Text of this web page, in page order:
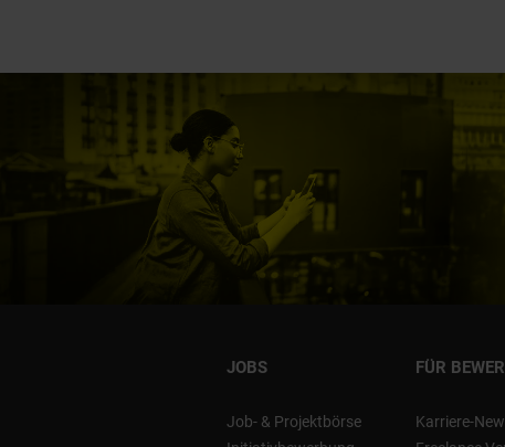
JOBS
Job- & Projektbörse
FÜR
Karriere-